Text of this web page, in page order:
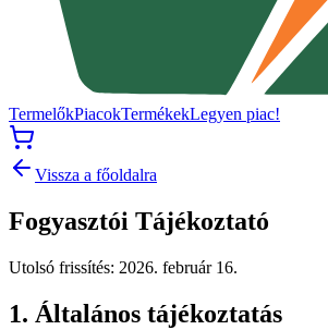
TermelőkPiacokTermékekLegyen piac!
Vissza a főoldalra
Fogyasztói Tájékoztató
Utolsó frissítés: 2026. február 16.
1. Általános tájékoztatás